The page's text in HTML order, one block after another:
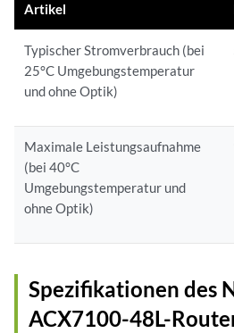
Artikel
Typischer Stromverbrauch (bei
25°C Umgebungstemperatur
und ohne Optik)
Maximale Leistungsaufnahme
(bei 40°C
Umgebungstemperatur und
ohne Optik)
Spezifikationen des
ACX7100-48L-